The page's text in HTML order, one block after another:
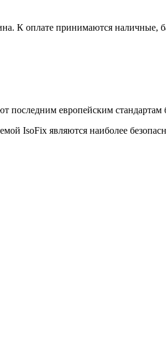
К оплате принимаются наличные,
последним европейским стандартам
IsoFix являются наиболее